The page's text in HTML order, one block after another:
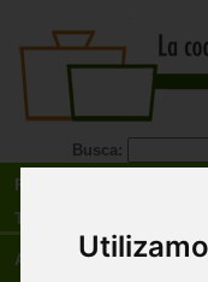
Busca:
Recetas
Tienda
Actualidad